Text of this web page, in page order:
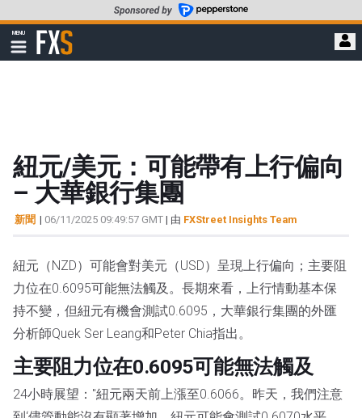
至
要
MENU
顯
示
FXStreet
紐元/美元：可能帶有上行偏向
– 大華銀行集團
新聞 | 06/11/2025 09:49:57 GMT | 由 FXStreet Insights Team
紐元（NZD）可能會對美元（USD）呈現上行偏向；主要阻
力位在0.6095可能無法觸及。長期來看，上行情動基本保
持不變，但紐元有機會測試0.6095，大華銀行集團的外匯
分析師Quek Ser Leang和Peter Chia指出。
主要阻力位在0.6095可能無法觸及
24小時展望："紐元兩天前上漲至0.6066。昨天，我們注意